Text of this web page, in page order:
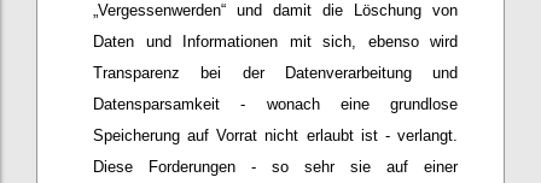
„Vergessenwerden“ und damit die Löschung von
Daten und Informationen mit sich, ebenso wird
Transparenz bei der Datenverarbeitung und
Datensparsamkeit - wonach eine grundlose
Speicherung auf Vorrat nicht erlaubt ist - verlangt.
Diese Forderungen - so sehr sie auf einer